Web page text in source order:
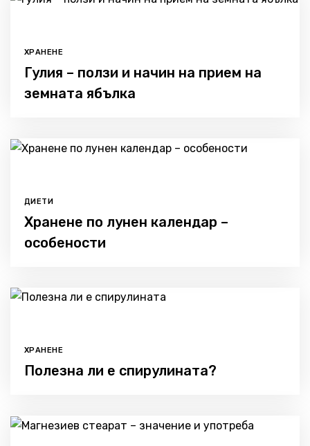
ХРАНЕНЕ
Гулия – ползи и начин на прием на
земната ябълка
ДИЕТИ
Хранене по лунен календар –
особености
ХРАНЕНЕ
Полезна ли е спирулината?